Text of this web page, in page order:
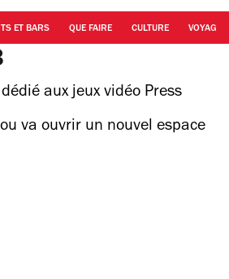
ET BARS QUE FAIRE CULTURE VOYAGE
aux jeux vidéo Press
Pompidou
va ouvrir un nouvel espace